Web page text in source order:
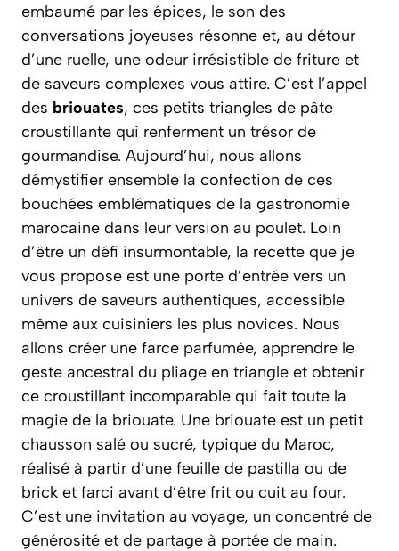
embaumé par les épices, le son des
conversations joyeuses résonne et, au détour
d’une ruelle, une odeur irrésistible de friture et
de saveurs complexes vous attire. C’est l’appel
des briouates, ces petits triangles de pâte
croustillante qui renferment un trésor de
gourmandise. Aujourd’hui, nous allons
démystifier ensemble la confection de ces
bouchées emblématiques de la gastronomie
marocaine dans leur version au poulet. Loin
d’être un défi insurmontable, la recette que je
vous propose est une porte d’entrée vers un
univers de saveurs authentiques, accessible
même aux cuisiniers les plus novices. Nous
allons créer une farce parfumée, apprendre le
geste ancestral du pliage en triangle et obtenir
ce croustillant incomparable qui fait toute la
magie de la briouate. Une briouate est un petit
chausson salé ou sucré, typique du Maroc,
réalisé à partir d’une feuille de pastilla ou de
brick et farci avant d’être frit ou cuit au four.
C’est une invitation au voyage, un concentré de
générosité et de partage à portée de main.